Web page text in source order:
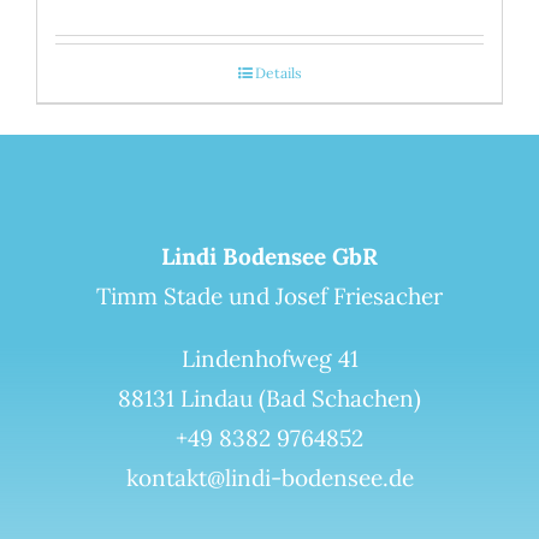
Details
Lindi Bodensee GbR
Timm Stade und Josef Friesacher
Lindenhofweg 41
88131 Lindau (Bad Schachen)
+49 8382 9764852
kontakt@lindi-bodensee.de